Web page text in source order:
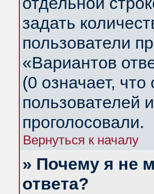
задать
пользователи
«Вариантов
(0 означает,
пользователей
проголосовали.
Вернуться к началу
» Почему я не
ответа?